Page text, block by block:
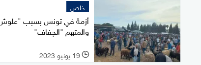
خاص
أزمة في تونس بسبب "علوش
والمتهم "الجفاف"
l 19 يونيو 2023